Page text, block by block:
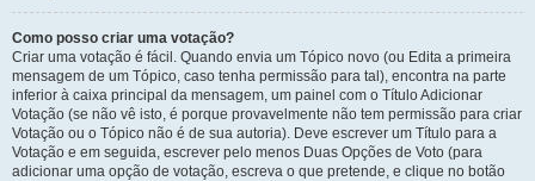
Como posso criar uma votação?
Criar uma votação é fácil. Quando envia um Tópico novo (ou Edita a primeira
mensagem de um Tópico, caso tenha permissão para tal), encontra na parte
inferior à caixa principal da mensagem, um painel com o Título Adicionar
Votação (se não vê isto, é porque provavelmente não tem permissão para criar
Votação ou o Tópico não é de sua autoria). Deve escrever um Título para a
Votação e em seguida, escrever pelo menos Duas Opções de Voto (para
adicionar uma opção de votação, escreva o que pretende, e clique no botão